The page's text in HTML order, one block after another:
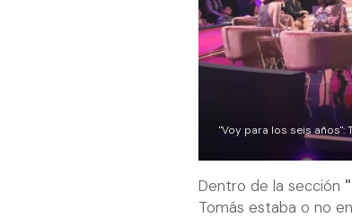
"Voy para los seis
Dentro de la sección
Tomás estaba o no